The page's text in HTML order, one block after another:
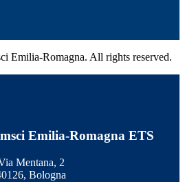
Emilia-Romagna. All rights reserved.
Emilia-Romagna ETS
Mentana, 2
Bologna